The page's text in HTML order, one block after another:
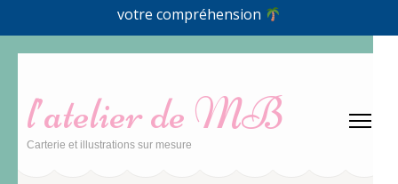
votre compréhension
contenu
(Pressez
l’atelier de MB
Carterie et illustrations sur mesure